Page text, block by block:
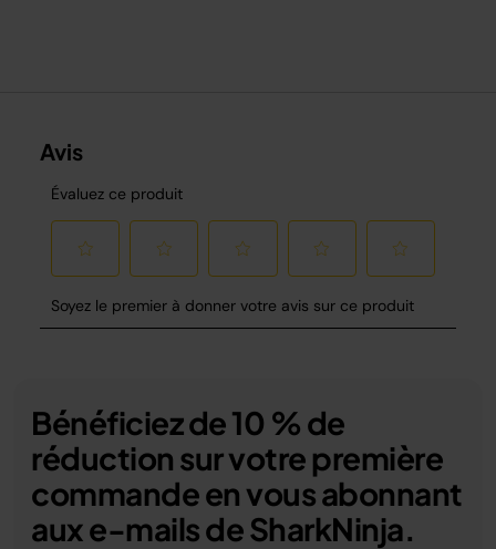
Bénéficiez de 10 % de
réduction sur votre première
commande en vous abonnant
aux e-mails de SharkNinja.